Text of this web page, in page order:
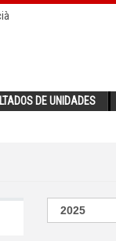
DE UNIDADES